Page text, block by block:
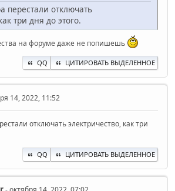
перестали отключать
три дня до этого.
на форуме даже не попишешь
QQ ЦИТИРОВАТЬ ВЫДЕЛЕННОЕ
14, 2022, 11:52
отключать электричество, как три
QQ ЦИТИРОВАТЬ ВЫДЕЛЕННОЕ